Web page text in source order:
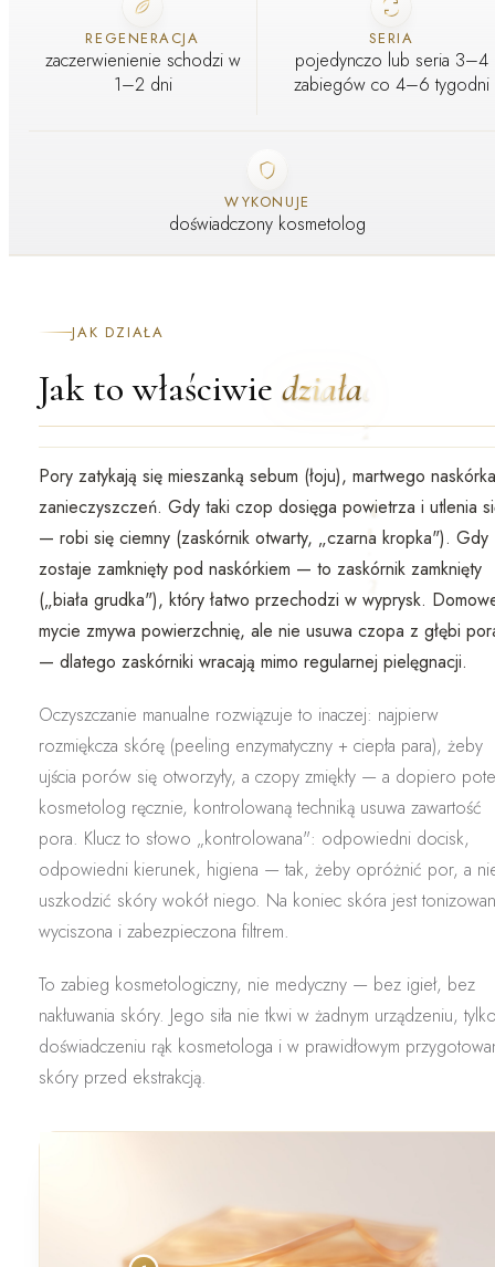
REGENERACJA
zaczerwienienie schodzi w
1–2 dni
SERIA
pojedynczo lub seria 3–4
zabiegów co 4–6 tygodni
WYKONUJE
doświadczony kosmetolog
JAK DZIAŁA
Jak to właściwie działa
Pory zatykają się mieszanką sebum (łoju), martwego
zanieczyszczeń. Gdy taki czop dosięga powietrza i utlenia
— robi się ciemny (zaskórnik otwarty, „czarna kropka"). Gdy
zostaje zamknięty pod naskórkiem — to zaskórnik zamknięty
(„biała grudka"), który łatwo przechodzi w wyprysk.
mycie zmywa powierzchnię, ale nie usuwa czopa z głębi
— dlatego zaskórniki wracają mimo regularnej pielęgnacji.
Oczyszczanie manualne rozwiązuje to inaczej: najpierw
rozmiękcza skórę (peeling enzymatyczny + ciepła para), żeby
ujścia porów się otworzyły, a czopy zmiękły — a dopiero
kosmetolog ręcznie, kontrolowaną technikąusuwa zawartość
pora. Klucz to słowo „kontrolowana": odpowiedni docisk,
odpowiedni kierunek, higiena — tak, żeby opróżnić por, a
uszkodzić skóry wokół niego. Na koniec skóra jest
wyciszona i zabezpieczona filtrem.
To zabieg kosmetologiczny, nie medyczny— bez igieł, bez
nakłuwania skóry. Jego siła nie tkwi w żadnym urządzeniu,
doświadczeniu rąk kosmetologa i w prawidłowym
skóry przed ekstrakcją.